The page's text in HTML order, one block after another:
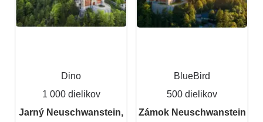
Dino
1 000 dielikov
Jarný Neuschwanstein,
BlueBird
500 dielikov
Zámok Neuschwanstein